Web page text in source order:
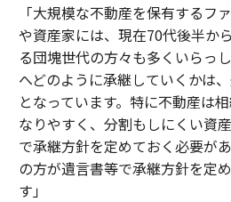
「大規模な不動産を保有するフ
や資産家には、現在70代後半か
る団塊世代の方々も多くいらっ
へどのように承継していくかは
となっています。特に不動産は
なりやすく、分割もしにくい資
で承継方針を定めておく必要が
の方が遺言書等で承継方針を定
す」